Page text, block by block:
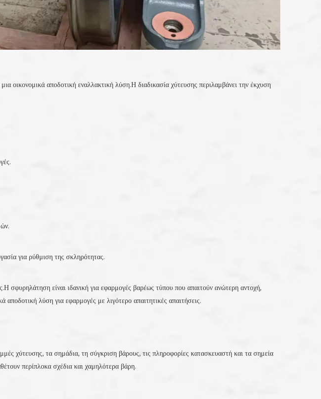
οικονομικά αποδοτική εναλλακτική λύση.Η διαδικασία χύτευσης περιλαμβάνει την έκχυση
για ρύθμιση της σκληρότητας.
σφυρηλάτηση είναι ιδανική για εφαρμογές βαρέως τύπου που απαιτούν ανώτερη αντοχή,
λύση για εφαρμογές με λιγότερο απαιτητικές απαιτήσεις.
χύτευσης, τα σημάδια, τη σύγκριση βάρους, τις πληροφορίες κατασκευαστή και τα σημεία
περίπλοκα σχέδια και χαμηλότερα βάρη.